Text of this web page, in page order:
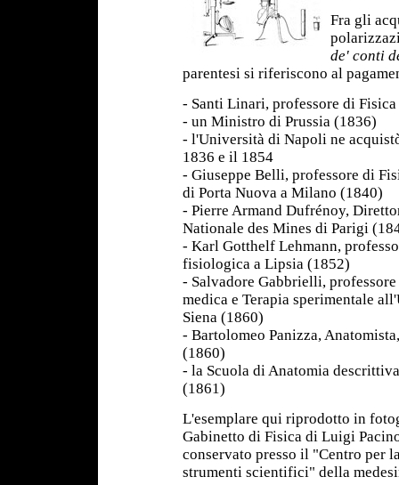
Fra gli
de' conti
parentesi si riferiscono al
- Santi Linari, professore di
- un Ministro di Prussia (1836)
- l'Università di Napoli ne
1836 e il 1854
- Giuseppe Belli, professore di
di Porta Nuova a Milano (1840)
- Pierre Armand Dufrénoy,
Nationale des Mines di Parigi
- Karl Gotthelf Lehmann,
fisiologica a Lipsia (1852)
- Salvadore Gabbrielli,
medica e Terapia sperimentale
Siena (1860)
- Bartolomeo Panizza,
(1860)
- la Scuola di Anatomia
(1861)
L'esemplare qui riprodotto in
Gabinetto di Fisica di Luigi
conservato presso il "Centro per
strumenti scientifici" della